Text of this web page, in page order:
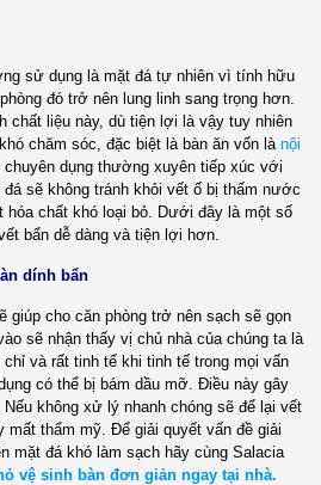
sử dụng là mặt đá tự nhiên vì tính hữu
đó trở nên lung linh sang trọng hơn.
chất liệu này, dù tiện lợi là vậy tuy nhiên
chăm sóc, đặc biệt là bàn ăn vốn là nội
chuyên dụng thường xuyên tiếp xúc với
sẽ không tránh khỏi vết ố bị thấm nước
hóa chất khó loại bỏ. Dưới đây là một số
bẩn dễ dàng và tiện lợi hơn.
dính bẩn
giúp cho căn phòng trở nên sạch sẽ gọn
sẽ nhận thấy vị chủ nhà của chúng ta là
và rất tinh tế khi tinh tế trong mọi vấn
có thể bị bám dầu mỡ. Điều này gây
không xử lý nhanh chóng sẽ để lại vết
mất thẩm mỹ. Để giải quyết vấn đề giải
mặt đá khó làm sạch hãy cùng Salacia
vệ sinh bàn đơn giản ngay tại nhà.